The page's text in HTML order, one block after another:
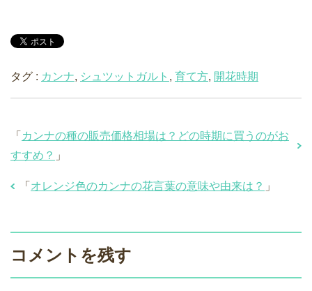
タグ : カンナ, シュツットガルト , 育て方, 開花時期
「 カンナの種の販売価格相場は？どの時期に買うのがお
すすめ？ 」
「 オレンジ色のカンナの花言葉の意味や由来は？ 」
コメントを残す